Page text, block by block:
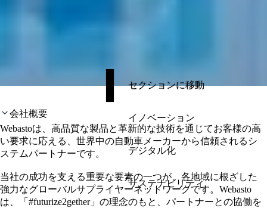
セクションに移動
イノベーション
デジタル化
サステナビリティ
会社概要
Webastoは、高品質な製品と革新的な技術を通じてお客様の高
い要求に応える、世界中の自動車メーカーから信頼されるシ
ステムパートナーです。
当社の成功を支える重要な要素の一つが、各地域に根ざした
強力なグローバルサプライヤーネットワークです。Webasto
は、
「#futurize2gether」 の理念のもと、パートナーとの協働を